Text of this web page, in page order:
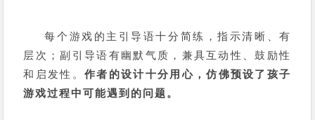
每个游戏的主引导语十分简练，指示清晰、有
层次；副引导语有幽默气质，兼具互动性、鼓励性
和启发性。作者的设计十分用心，仿佛预设了孩子
游戏过程中可能遇到的问题。